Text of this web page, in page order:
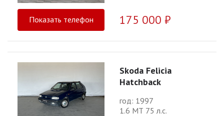
Показать телефон 175 000 ₽
Skoda Felicia
Hatchback
год: 1997
1.6 МТ 75 л.с.